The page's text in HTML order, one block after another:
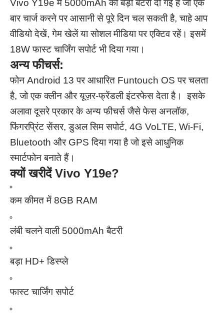
Vivo Y19e में 5000mAh की बड़ी बैटरी दी गई है जो एक
बार चार्ज करने पर आसानी से पूरे दिन चल सकती है, चाहे आप
वीडियो देखें, गेम खेलें या सोशल मीडिया पर एक्टिव रहें। इसमें
18W फास्ट चार्जिंग सपोर्ट भी दिया गया।
अन्य फीचर्स:
फोन Android 13 पर आधारित Funtouch OS पर चलता
है, जो एक क्लीन और यूज़र-फ्रेंडली इंटरफेस देता है। इसके
अलावा दूसरे प्रकार के अन्य फीचर्स जैसे फेस अनलॉक,
फिंगरप्रिंट सेंसर, डुअल सिम सपोर्ट, 4G VoLTE, Wi-Fi,
Bluetooth और GPS दिया गया है जो इसे आधुनिक
स्मार्टफोन बनाते हैं।
क्यों खरीदें Vivo Y19e?
कम कीमत में 8GB RAM
लंबी चलने वाली 5000mAh बैटरी
बड़ा HD+ डिस्प्ले
फास्ट चार्जिंग सपोर्ट